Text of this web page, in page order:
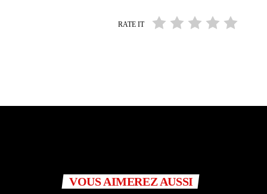
RATE IT
VOUS AIMEREZ AUSSI